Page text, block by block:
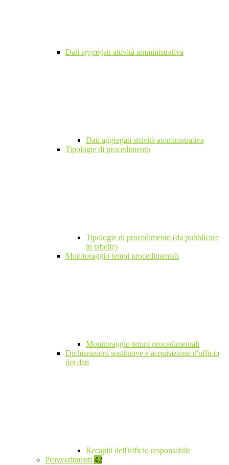
Dati aggregati attività amministrativa
Dati aggregati attività amministrativa
Tipologie di procedimento
Tipologie di procedimento (da pubblicare
in tabelle)
Monitoraggio tempi procedimentali
Monitoraggio tempi procedimentali
Dichiarazioni sostitutive e acquisizione d'ufficio
dei dati
Recapiti dell'ufficio responsabile
Provvedimenti 42